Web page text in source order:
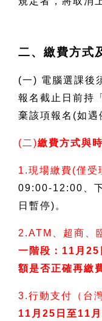
二、繳費方式
(一) 電腦選課後
報名截止日前持
棄該項報名(如遇
( 二)繳費方式與
1.現場繳費(僅受
09:00-12:00、
日暫停)。
2.ATM 、超商、
一階段：11月
額是否正確再繳
3.行動支付（台
11月25日至11